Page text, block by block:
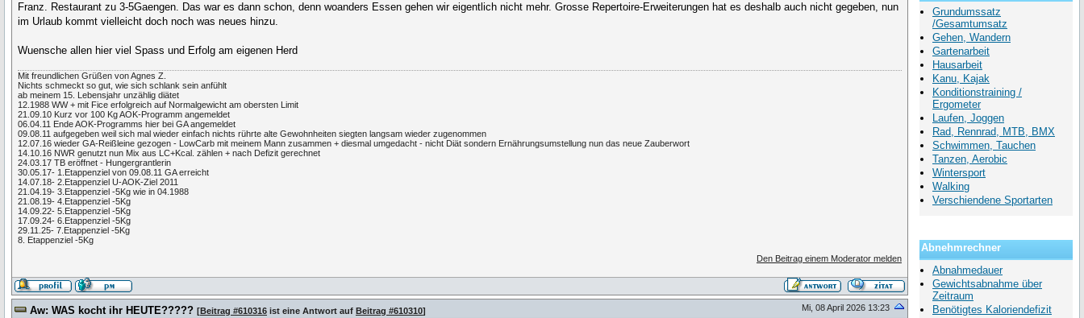
Franz. Restaurant zu 3-5Gaengen. Das war es dann schon, denn woanders Essen gehen wir eigentlich nicht mehr. Grosse Repertoire-Erweiterungen hat es deshalb auch nicht gegeben, nun
im Urlaub kommt vielleicht doch noch was neues hinzu.
Wuensche allen hier viel Spass und Erfolg am eigenen Herd
Mit freundlichen Grüßen von Agnes Z.
Nichts schmeckt so gut, wie sich schlank sein anfühlt
ab meinem 15. Lebensjahr unzählig diätet
12.1988 WW + mit Fice erfolgreich auf Normalgewicht am obersten Limit
21.09.10 Kurz vor 100 Kg AOK-Programm angemeldet
06.04.11 Ende AOK-Programms hier bei GA angemeldet
09.08.11 aufgegeben weil sich mal wieder einfach nichts rührte alte Gewohnheiten siegten langsam wieder zugenommen
12.07.16 wieder GA-Reißleine gezogen - LowCarb mit meinem Mann zusammen + diesmal umgedacht - nicht Diät sondern Ernährungsumstellung nun das neue Zauberwort
14.10.16 NWR genutzt nun Mix aus LC+Kcal. zählen + nach Defizit gerechnet
24.03.17 TB eröffnet - Hungergrantlerin
30.05.17- 1.Etappenziel von 09.08.11 GA erreicht
14.07.18- 2.Etappenziel U-AOK-Ziel 2011
21.04.19- 3.Etappenziel -5Kg wie in 04.1988
21.08.19- 4.Etappenziel -5Kg
14.09.22- 5.Etappenziel -5Kg
17.09.24- 6.Etappenziel -5Kg
29.11.25- 7.Etappenziel -5Kg
8. Etappenziel -5Kg
Den Beitrag einem Moderator melden
Aw: WAS kocht ihr HEUTE????? [Beitrag #610316 ist eine Antwort auf Beitrag #610310] Mi, 08 April 2026 13:23
Grundumssatz
/Gesamtumsatz
Gehen, Wandern
Gartenarbeit
Hausarbeit
Kanu, Kajak
Konditionstraining /
Ergometer
Laufen, Joggen
Rad, Rennrad, MTB, BMX
Schwimmen, Tauchen
Tanzen, Aerobic
Wintersport
Walking
Verschiendene Sportarten
Abnehmrechner
Abnahmedauer
Gewichtsabnahme über
Zeitraum
Benötigtes Kaloriendefizit